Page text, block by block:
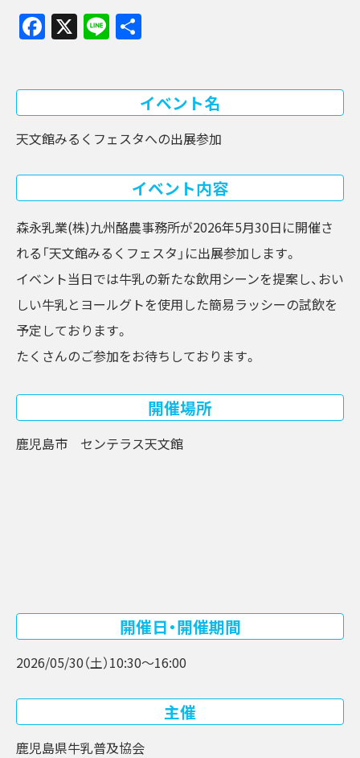
Facebook
X Line
イベント名
天文館みるくフェスタへの出展参加
イベント内容
森永乳業(株)九州酪農事務所が2026年5月30日に開催さ
れる「天文館みるくフェスタ」に出展参加します。
イベント当日では牛乳の新たな飲用シーンを提案し、おい
しい牛乳とヨールグトを使用した簡易ラッシーの試飲を
予定しております。
たくさんのご参加をお待ちしております。
開催場所
鹿児島市 センテラス天文館
開催日・開催期間
2026/05/30（土）10:30～16:00
主催
鹿児島県牛乳普及協会